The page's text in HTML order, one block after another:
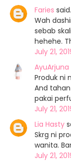
Faries
Wah
sebab
hehehe.
July 21,
AyuArjuna
Produk ni
And
pakai
July 21,
Lia Hasty
Skrg ni
wanita.
July 21,